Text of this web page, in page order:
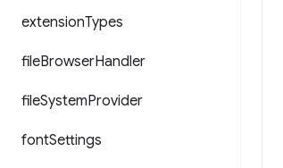
extensionTypes
fileBrowserHandler
fileSystemProvider
fontSettings